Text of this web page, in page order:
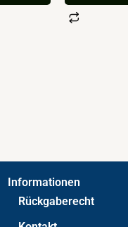
Informationen
Rückgaberecht